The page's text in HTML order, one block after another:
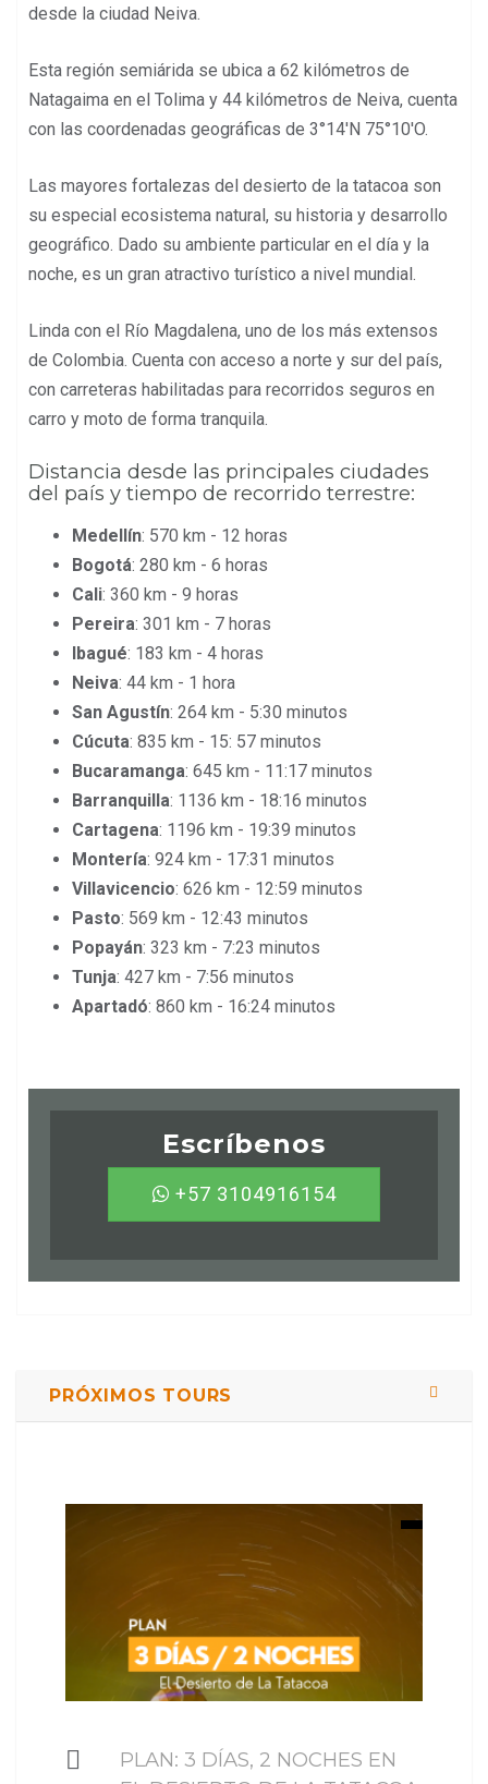
desde la ciudad Neiva.
Esta región semiárida se ubica a 62 kilómetros de
Natagaima en el Tolima y 44 kilómetros de Neiva, cuenta
con las coordenadas geográficas de 3°14′N 75°10′O.
Las mayores fortalezas del desierto de la tatacoa son
su especial ecosistema natural, su historia y desarrollo
geográfico. Dado su ambiente particular en el día y la
noche, es un gran atractivo turístico a nivel mundial.
Linda con el Río Magdalena, uno de los más extensos
de Colombia. Cuenta con acceso a norte y sur del país,
con carreteras habilitadas para recorridos seguros en
carro y moto de forma tranquila.
Distancia desde las principales ciudades
del país y tiempo de recorrido terrestre:
Medellín: 570 km - 12 horas
Bogotá: 280 km - 6 horas
Cali: 360 km - 9 horas
Pereira: 301 km - 7 horas
Ibagué: 183 km - 4 horas
Neiva: 44 km - 1 hora
San Agustín: 264 km - 5:30 minutos
Cúcuta: 835 km - 15: 57 minutos
Bucaramanga: 645 km - 11:17 minutos
Barranquilla: 1136 km - 18:16 minutos
Cartagena: 1196 km - 19:39 minutos
Montería: 924 km - 17:31 minutos
Villavicencio: 626 km - 12:59 minutos
Pasto: 569 km - 12:43 minutos
Popayán: 323 km - 7:23 minutos
Tunja: 427 km - 7:56 minutos
Apartadó: 860 km - 16:24 minutos
Escríbenos
+57 3104916154
PRÓXIMOS TOURS
$ 449000
PLAN: 3 DÍAS, 2 NOCHES EN